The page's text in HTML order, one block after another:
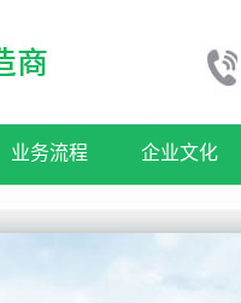
业务流程 企业文化